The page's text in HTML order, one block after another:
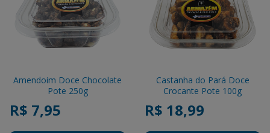
Amendoim Doce Chocolate
Pote 250g
R$ 7,95
Castanha do Pará Doce
Crocante Pote 100g
R$ 18,99